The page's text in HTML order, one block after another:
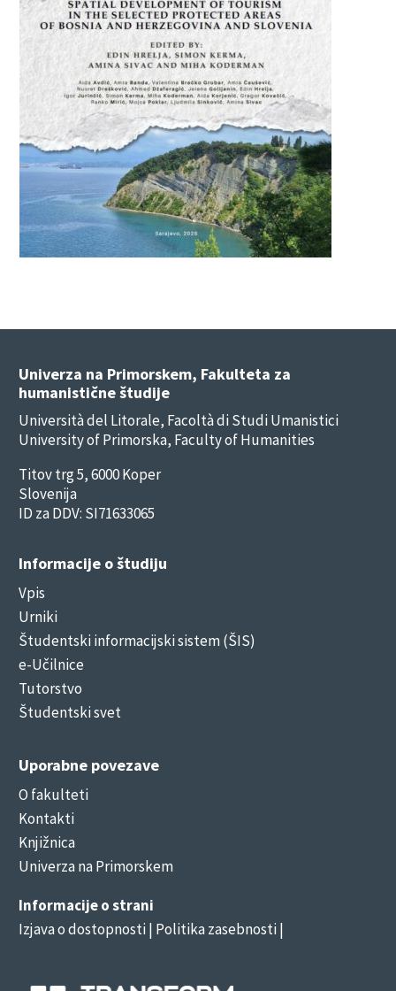
Univerza na Primorskem, Fakulteta za
humanistične študije
Università del Litorale, Facoltà di Studi Umanistici
University of Primorska, Faculty of Humanities
Titov trg 5, 6000 Koper
Slovenija
ID za DDV: SI71633065
Informacije o študiju
Vpis
Urniki
Študentski informacijski sistem (ŠIS)
e-Učilnice
Tutorstvo
Študentski svet
Uporabne povezave
O fakulteti
Kontakti
Knjižnica
Univerza na Primorskem
Informacije o strani
Izjava o dostopnosti| Politika zasebnosti |